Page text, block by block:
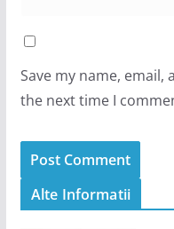
Save my name,
the next time I
Alte Informatii